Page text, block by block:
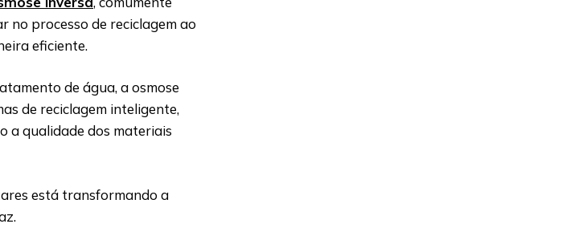
processo de reciclagem ao
eficiente.
de água, a osmose
de reciclagem inteligente,
a qualidade dos materiais
está transformando a